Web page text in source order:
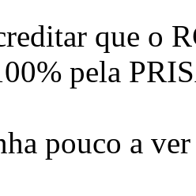
que o
pela
pouco a ver